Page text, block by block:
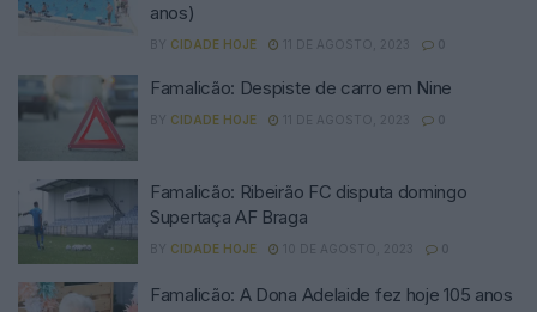
anos)
BY CIDADE HOJE 11 DE AGOSTO, 2023 0
Famalicão: Despiste de carro em Nine
BY CIDADE HOJE 11 DE AGOSTO, 2023 0
Famalicão: Ribeirão FC disputa domingo
Supertaça AF Braga
BY CIDADE HOJE 10 DE AGOSTO, 2023 0
Famalicão: A Dona Adelaide fez hoje 105 anos